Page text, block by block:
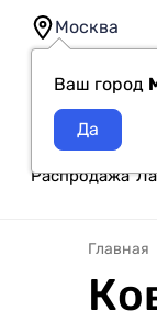
Москва
Ваш город
Распродажа
Главная